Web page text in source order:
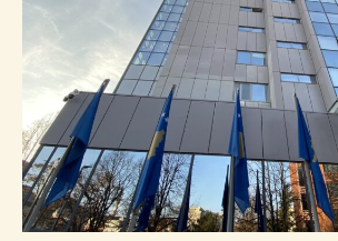
krizën
parë
politike
e
paaftë